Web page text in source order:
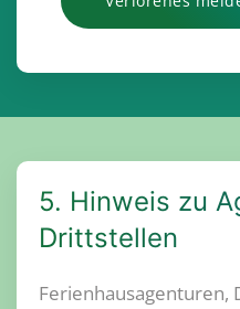
5. Hinweis zu
Drittstellen
Ferienhausagenturen,